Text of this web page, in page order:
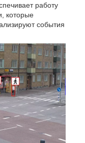
работу
которые
события